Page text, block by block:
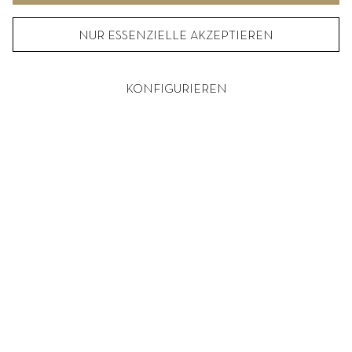
KONFIGURIEREN
NUR ESSENZIELLE AKZEPTIEREN